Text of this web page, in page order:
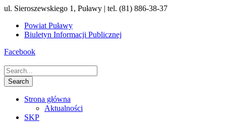
ul. Sieroszewskiego 1, Puławy | tel. (81) 886-38-37
Powiat Puławy
Biuletyn Informacji Publicznej
Facebook
Strona główna
Aktualności
SKP